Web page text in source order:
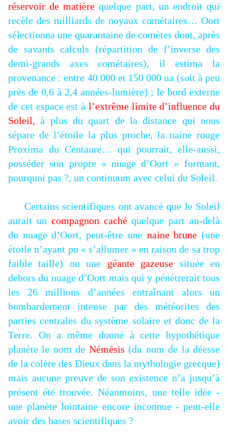
réservoir de matièrequelque part, un endroit qui
recèle des milliards de noyaux cométaires… Oort
sélectionna une quarantaine de comètes dont, après
de savants calculs (répartition de l’inverse des
demi-grands axes cométaires), il estima la
provenance : entre 40 000 et 150 000 ua (soit à peu
près de 0,6 à 2,4 années-lumière) ; le bord externe
de cet espace est à l’extrême limite d’influence du
Soleil, à plus du quart de la distance qui nous
sépare de l’étoile la plus proche, la naine rouge
Proxima du Centaure… qui pourrait, elle-aussi,
posséder son propre « nuage d’Oort » formant,
pourquoi pas ?, un continuum avec celui du Soleil.
Certains scientifiques ont avancé que le Soleil
aurait un compagnon cachéquelque part au-delà
du nuage d’Oort, peut-être une naine brune (une
étoile n’ayant pu « s’allumer » en raison de sa trop
faible taille) ou une géante gazeuse située en
dehors du nuage d’Oort mais qui y pénétrerait tous
les 26 millions d’années entraînant alors un
bombardement intense par des météorites des
parties centrales du système solaire et donc de la
Terre. On a même donné à cette hypothétique
planète le nom de Némésis(du nom de la déesse
de la colère des Dieux dans la mythologie grecque)
mais aucune preuve de son existence n’a jusqu’à
présent été trouvée. Néanmoins, une telle idée -
une planète lointaine encore inconnue - peut-elle
avoir des bases scientifiques ?